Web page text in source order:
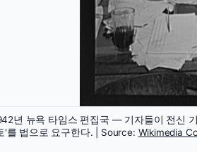
년 뉴욕 타임스 편집국 — 기자들이 전신
'를 법으로 요구한다. | Source: Wikimedia